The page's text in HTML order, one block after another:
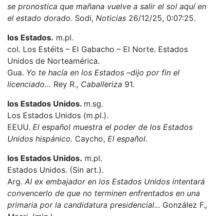
se pronostica que mañana vuelve a salir el sol aquí en
el estado dorado. Sodi, Noticias 26/12/25, 0:07:25.
los Estados. m.pl.
col. Los Estéits – El Gabacho – El Norte. Estados
Unidos de Norteamérica.
Gua. Yo te hacía en los Estados –dijo por fin el
licenciado… Rey R., Caballeriza 91.
los Estados Unidos. m.sg.
Los Estados Unidos (m.pl.).
EEUU. El español muestra el poder de los Estados
Unidos hispánico. Caycho, El español.
los Estados Unidos. m.pl.
Estados Unidos. (Sin art.).
Arg. Al ex embajador en los Estados Unidos intentará
convencerlo de que no terminen enfrentados en una
primaria por la candidatura presidencial... González F.,